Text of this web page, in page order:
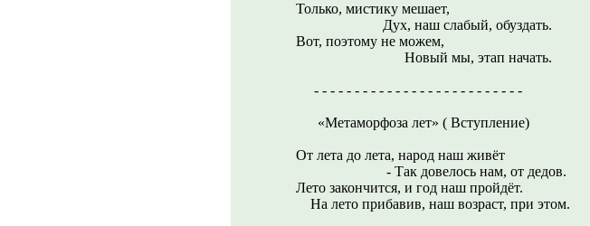
Только, мистику мешает,
Дух, наш слабый, обуздать.
Вот, поэтому не можем,
Новый мы, этап начать.
- - - - - - - - - - - - - - - - - - - - - - - - - -
«Метаморфоза лет» ( Вступление)
От лета до лета, народ наш живёт
- Так довелось нам, от дедов.
Лето закончится, и год наш пройдёт.
На лето прибавив, наш возраст, при этом.